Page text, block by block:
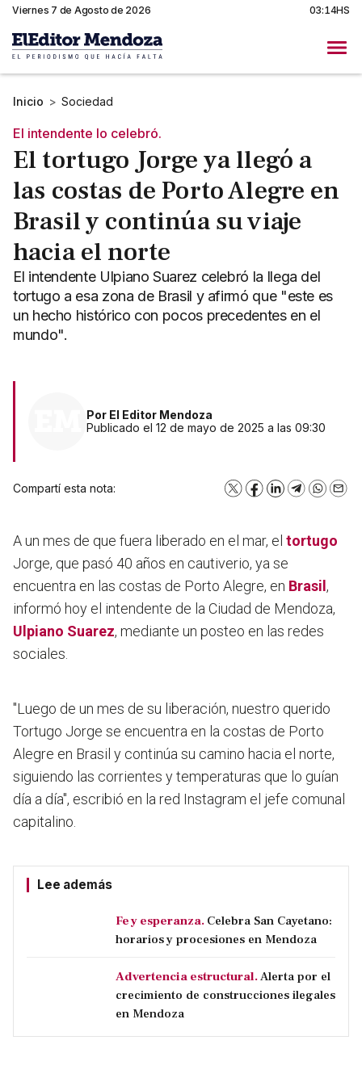
Viernes 7 de Agosto de 2026 03:14HS
Inicio > Sociedad
El intendente lo celebró.
El tortugo Jorge ya llegó a
las costas de Porto Alegre en
Brasil y continúa su viaje
hacia el norte
El intendente Ulpiano Suarez celebró la llega del
tortugo a esa zona de Brasil y afirmó que "este es
un hecho histórico con pocos precedentes en el
mundo".
Por El Editor Mendoza
Publicado el 12 de mayo de 2025 a las 09:30
Compartí esta nota: X Facebook
LinkedInTelegram
A un mes de que fuera liberado en el mar, el tortugo
Jorge, que pasó 40 años en cautiverio, ya se
encuentra en las costas de Porto Alegre, en Brasil ,
informó hoy el intendente de la Ciudad de Mendoza,
Ulpiano Suarez, mediante un posteo en las redes
sociales.
"Luego de un mes de su liberación, nuestro querido
Tortugo Jorge se encuentra en la costas de Porto
Alegre en Brasil y continúa su camino hacia el norte,
siguiendo las corrientes y temperaturas que lo guían
día a día", escribió en la red Instagram el jefe comunal
capitalino.
Lee además
Fe y esperanza. Celebra San Cayetano:
horarios y procesiones en Mendoza
Advertencia estructural.Alerta por el
crecimiento de construcciones ilegales
en Mendoza